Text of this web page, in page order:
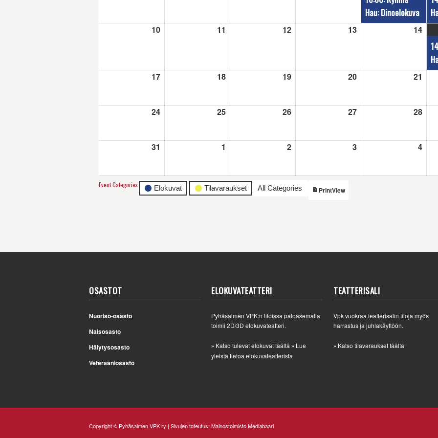
Hau: Dinoelokuva
10 11 12 13 14
17 18 19 20 21
24 25 26 27 28
31 1 2 3 4
Event Categories Elokuvat Tilavaraukset All Categories PrintView
OSASTOT
Nuoriso-osasto
Naisosasto
Hälytysosasto
Veteraaniosasto
ELOKUVATEATTERI
Pyhäsalmen VPK:n tiloissa paloasemalla
toimii 2D/3D elokuvateatteri.
» Katso tulevat elokuvat täältä » Lue
yleistä tietoa elokuvateatterista
TEATTERISALI
Vpk vuokraa teatterisalin tiloja myös
harrastus ja juhlakäyttöön.
» Katso tilavaraukset täältä
Copyright © Pyhäsalmen VPK ry | Sivujen toteutus: Mainostoimisto Mediabaari